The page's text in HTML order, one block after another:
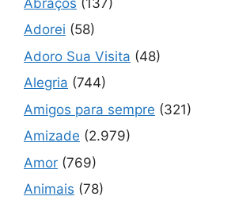
Adorei (58)
Adoro Sua Visita (48)
Alegria (744)
Amigos para sempre (321)
Amizade (2.979)
Amor (769)
Animais (78)